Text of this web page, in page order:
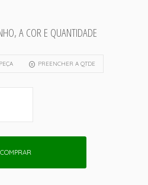
A COR E QUANTIDADE
PREENCHER A QTDE
COMPRAR